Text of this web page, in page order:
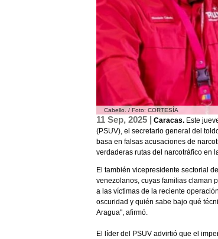
Cabello. / Foto: CORTESÍA
11 Sep, 2025 | Caracas. Este
(PSUV), el secretario general del
basa en falsas acusaciones de
verdaderas rutas del narcotráfico en
El también vicepresidente sectorial
venezolanos, cuyas familias claman
a las víctimas de la reciente
oscuridad y quién sabe bajo qué
Aragua", afirmó.
El líder del PSUV advirtió que el